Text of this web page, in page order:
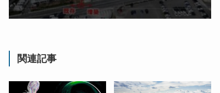
関連記事